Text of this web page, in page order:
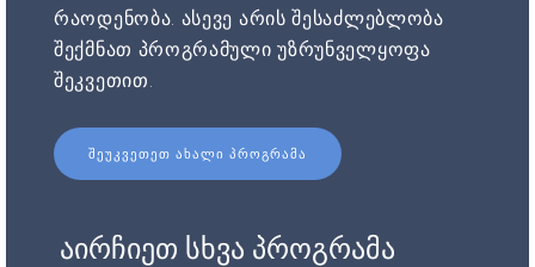
რაოდენობა. ასევე არის შესაძლებლობა
შექმნათ პროგრამული უზრუნველყოფა
შეკვეთით.
ᲨᲔᲣᲙᲕᲔᲗᲔᲗ ᲐᲮᲐᲚᲘ ᲞᲠᲝᲒᲠᲐᲛᲐ
აირჩიეთ სხვა პროგრამა